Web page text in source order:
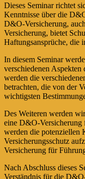
Dieses Seminar richtet
Kenntnisse über die
D&O-Versicherung,
Versicherung, bietet
Haftungsansprüche, die
In diesem Seminar
verschiedenen
werden die
betrachten, die von der
wichtigsten
Des Weiteren werden
eine D&O-Versicherung
werden die potenziellen
Versicherungsschutz
Versicherung für
Nach Abschluss dieses
Verständnis für die